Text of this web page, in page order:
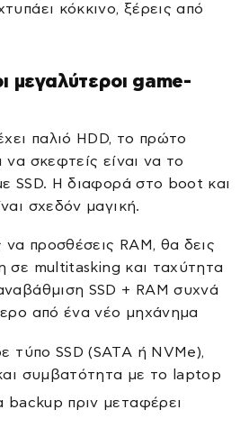
κόκκινο, ξέρεις από
μεγαλύτεροι game-
παλιό HDD, το πρώτο
σκεφτείς είναι να το
SSD. Η διαφορά στο boot και
σχεδόν μαγική.
να προσθέσεις RAM, θα δεις
σε multitasking και ταχύτητα
SSD + RAM συχνά
από ένα νέο μηχάνημα
τύπο SSD (SATA ή NVMe),
συμβατότητα με το laptop
πριν μεταφέρει